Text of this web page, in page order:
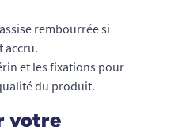
rembourrée si
accru.
et les fixations pour
du produit.
votre